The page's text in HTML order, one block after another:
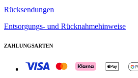
Rücksendungen
Entsorgungs- und Rücknahmehinweise
ZAHLUNGSARTEN